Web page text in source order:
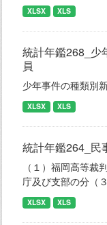
XLSX XLS
統計年鑑268_少
員
少年事件の種類別
XLSX XLS
統計年鑑264_民
（１）福岡高等裁
庁及び支部の分（
XLSX XLS